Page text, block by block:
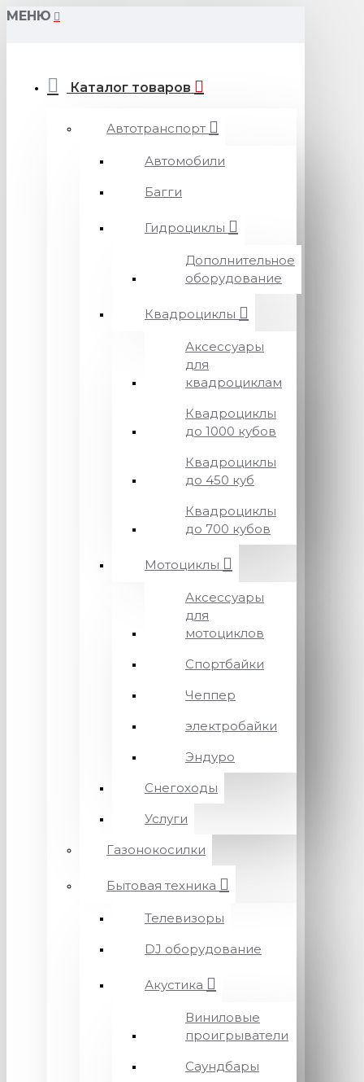
МЕНЮ
Каталог товаров
Автотранспорт
Автомобили
Багги
Гидроциклы
Дополнительное
оборудование
Квадроциклы
Аксессуары
для
квадроциклам
Квадроциклы
до 1000 кубов
Квадроциклы
до 450 куб
Квадроциклы
до 700 кубов
Мотоциклы
Аксессуары
для
мотоциклов
Спортбайки
Чеппер
электробайки
Эндуро
Снегоходы
Услуги
Газонокосилки
Бытовая техника
Телевизоры
DJ оборудование
Акустика
Виниловые
проигрыватели
Саундбары